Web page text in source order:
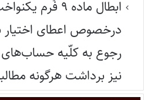
ابطال ماده ۹
درخصوص اعطای
رجوع به کلّیه
نیز برداشت هرگونه